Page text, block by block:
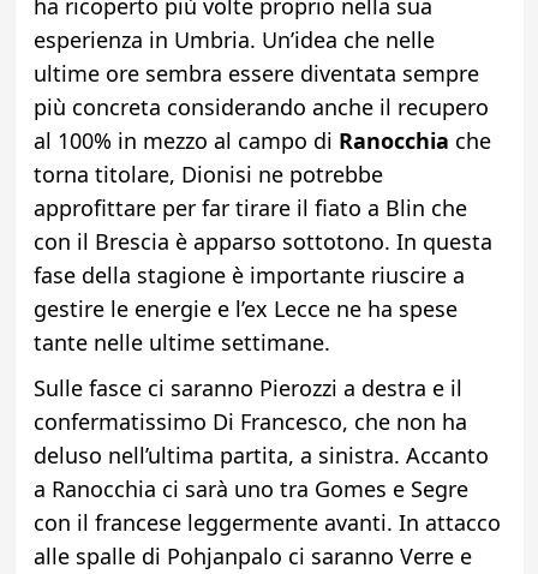
ha ricoperto più volte proprio nella sua
esperienza in Umbria. Un’idea che nelle
ultime ore sembra essere diventata sempre
più concreta considerando anche il recupero
al 100% in mezzo al campo di Ranocchia che
torna titolare, Dionisi ne potrebbe
approfittare per far tirare il fiato a Blin che
con il Brescia è apparso sottotono. In questa
fase della stagione è importante riuscire a
gestire le energie e l’ex Lecce ne ha spese
tante nelle ultime settimane.
Sulle fasce ci saranno Pierozzi a destra e il
confermatissimo Di Francesco, che non ha
deluso nell’ultima partita, a sinistra. Accanto
a Ranocchia ci sarà uno tra Gomes e Segre
con il francese leggermente avanti. In attacco
alle spalle di Pohjanpalo ci saranno Verre e